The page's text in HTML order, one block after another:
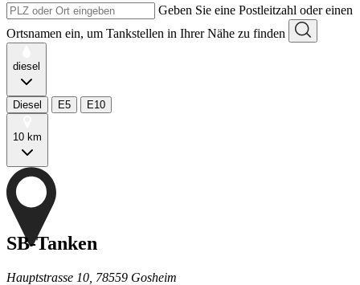
Geben Sie eine Postleitzahl oder einen
Ortsnamen ein, um Tankstellen in Ihrer Nähe zu finden
diesel
Diesel E5 E10
10 km
SB-Tanken
Hauptstrasse 10, 78559 Gosheim